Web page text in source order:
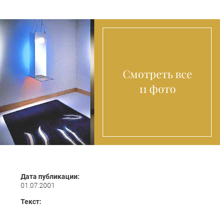
Смотреть все
11 фото
Дата публикации:
01.07.2001
Текст: